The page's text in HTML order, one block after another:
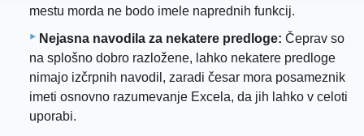
mestu morda ne bodo imele naprednih funkcij.
Nejasna navodila za nekatere predloge: Čeprav so
na splošno dobro razložene, lahko nekatere predloge
nimajo izčrpnih navodil, zaradi česar mora posameznik
imeti osnovno razumevanje Excela, da jih lahko v celoti
uporabi.